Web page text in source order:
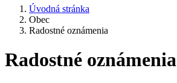
Úvodná stránka
Obec
Radostné oznámenia
Radostné oznámenia